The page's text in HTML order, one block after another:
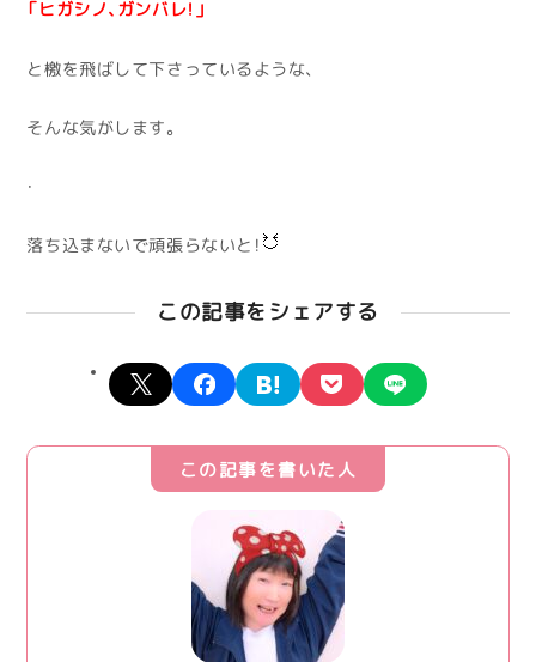
「ヒガシノ、ガンバレ！」
と檄を飛ばして下さっているような、
そんな気がします。
・
落ち込まないで頑張らないと！
この記事をシェアする
X facebookhatena pocket
この記事を書いた人